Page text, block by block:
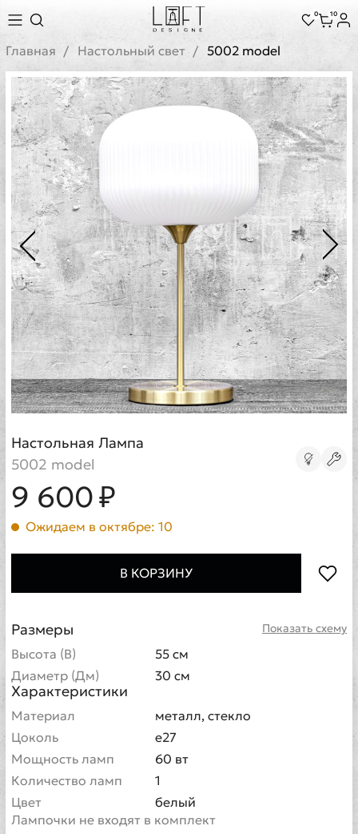
0 10
Главная Настольный свет 5002 model
Настольная Лампа
5002 model
9 600 ₽
Ожидаем в октябре: 10
В КОРЗИНУ
Показать схему
Размеры
Высота (В)
55 см
Диаметр (Дм)
30 см
Характеристики
Материал
металл, стекло
Цоколь
e27
Мощность ламп
60 вт
Количество ламп
1
Цвет
белый
Лампочки не входят в комплект